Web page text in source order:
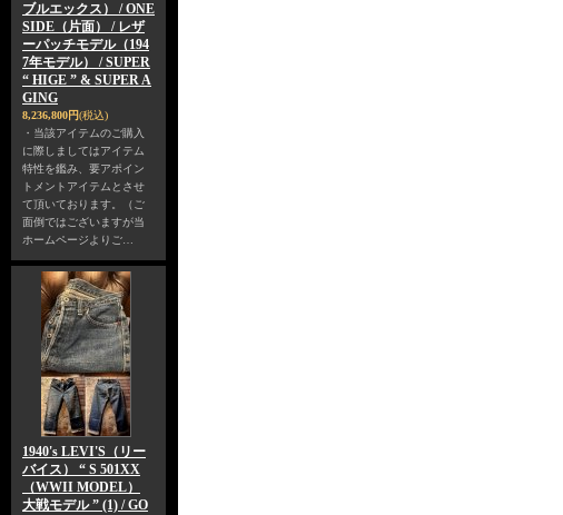
ブルエックス） / ONE
SIDE（片面） / レザ
ーパッチモデル（194
7年モデル） / SUPER
“ HIGE ” & SUPER A
GING
8,236,800円(税込)
・当該アイテムのご購入
に際しましてはアイテム
特性を鑑み、要アポイン
トメントアイテムとさせ
て頂いております。（ご
面倒ではございますが当
ホームページよりご…
1940's LEVI'S（リー
バイス） “ S 501XX
（WWII MODEL）
大戦モデル ” (1) / GO